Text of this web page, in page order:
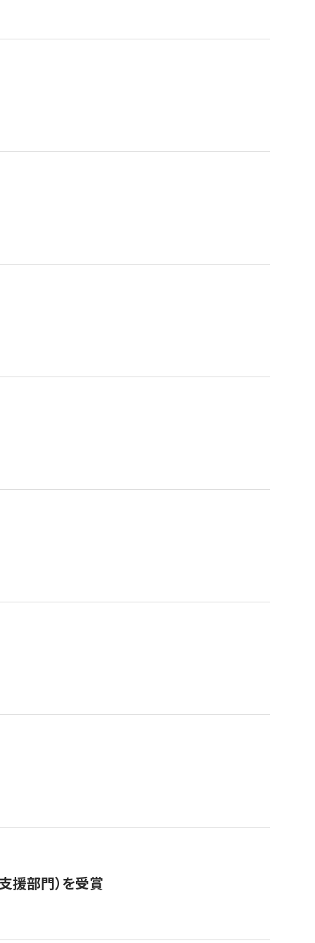
援部門）を受賞